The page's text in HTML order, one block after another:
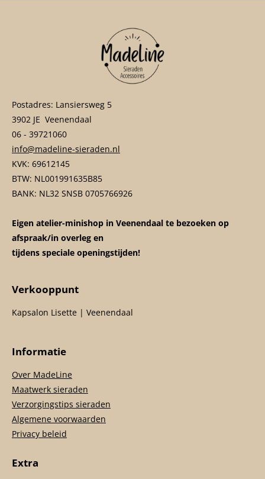
Postadres: Lansiersweg 5
3902 JE Veenendaal
06 - 39721060
info@madeline-sieraden.nl
KVK: 69612145
BTW: NL001991635B85
BANK: NL32 SNSB 0705766926
Eigen atelier-minishop in Veenendaal te bezoeken op
afspraak/in overleg en
tijdens speciale openingstijden!
Verkooppunt
Kapsalon Lisette | Veenendaal
Informatie
Over MadeLine
Maatwerk sieraden
Verzorgingstips sieraden
Algemene voorwaarden
Privacy beleid
Extra